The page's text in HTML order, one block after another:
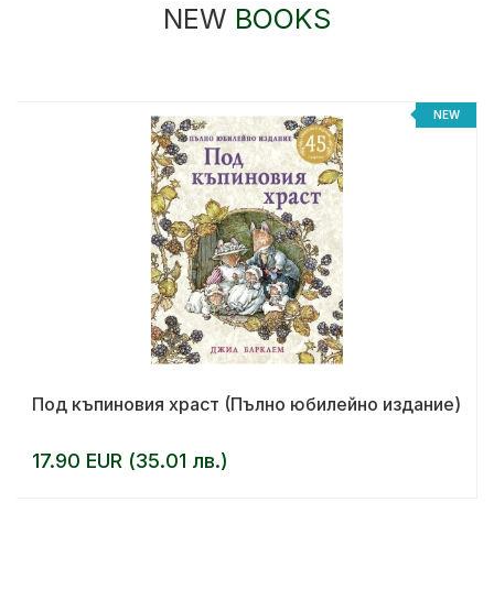
NEW BOOKS
NEW
Под къпиновия храст (Пълно юбилейно издание)
17.90 EUR (35.01 лв.)